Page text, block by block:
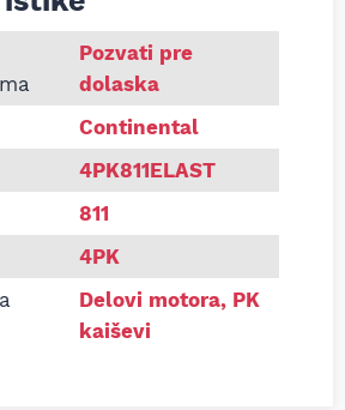
kaiš Continental 4PK811ELAST
Pozvati pre
dolaska
Continental
4PK811ELAST
811
4PK
Delovi motora, PK
kaiševi